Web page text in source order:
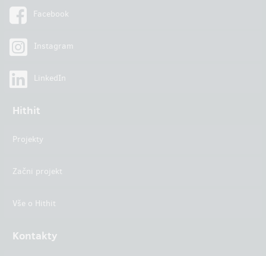
Facebook
Instagram
LinkedIn
Hithit
Projekty
Začni projekt
Vše o Hithit
Kontakty